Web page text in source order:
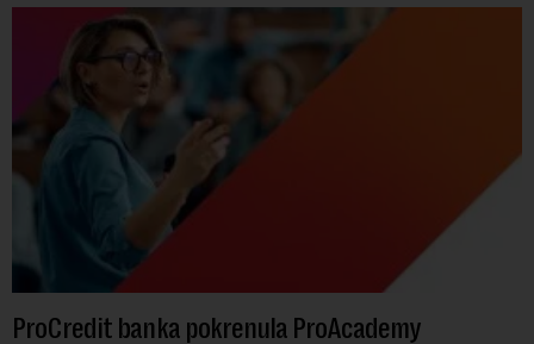
ProCredit banka pokrenula ProAcademy